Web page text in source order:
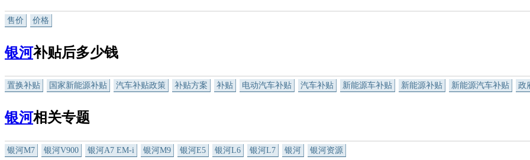
售价 价格
银河补贴后多少钱
置换补贴 国家新能源补贴 汽车补贴政策 补贴方案 补贴 电动汽车补贴 汽车补贴 新能源车补贴 新能源补贴 新能源汽车补贴 政
银河相关专题
银河M7 银河V900 银河A7 EM-i 银河M9 银河E5 银河L6 银河L7 银河 银河资源